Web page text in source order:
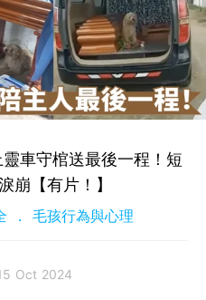
車守棺送最後一程！短
崩【有片！】
毛孩行為與心理
Oct 2024